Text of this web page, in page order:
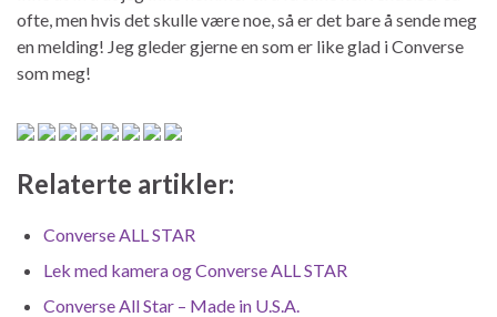
ofte, men hvis det skulle være noe, så er det bare å sende meg
en melding! Jeg gleder gjerne en som er like glad i Converse
som meg!
Relaterte artikler:
Converse ALL STAR
Lek med kamera og Converse ALL STAR
Converse All Star – Made in U.S.A.